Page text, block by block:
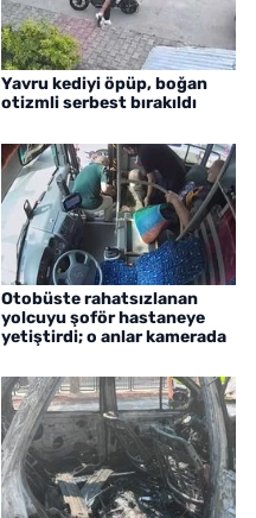
Yavru kediyi öpüp, boğan
otizmli serbest bırakıldı
Otobüste rahatsızlanan
yolcuyu şoför hastaneye
yetiştirdi; o anlar kamerada